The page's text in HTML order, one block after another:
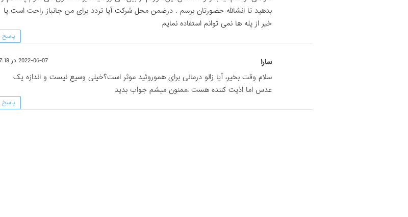
بدهید تا انشالله حضورتان برسم . درضمن محل شرکت آیا تردد برای من جانباز راحت است یا
خیر از پله ها نمی توانم استفاده نمایم
پاسخ
سارا 2022-06-07 در 17:18
سلام وقت بخیر، آیا زالو درمانی برای هموروئید موثر است؟خیلی وسیع نیست و اندازه یک
عدس اما اذیت کننده هست ،ممنون میشم جواب بدید
پاسخ